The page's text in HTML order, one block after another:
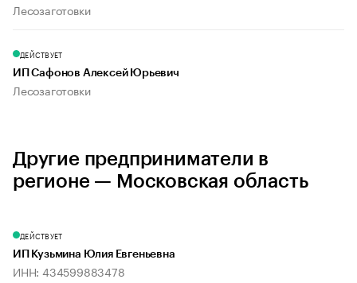
Лесозаготовки
ДЕЙСТВУЕТ
ИП Сафонов Алексей Юрьевич
Лесозаготовки
Другие предприниматели в
регионе — Московская область
ДЕЙСТВУЕТ
ИП Кузьмина Юлия Евгеньевна
ИНН: 434599883478